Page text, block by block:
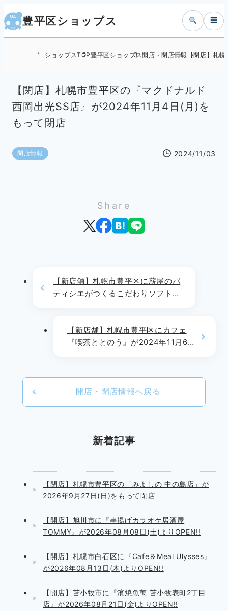
豊平区ショップス ☰
ショップスTOP 豊平区ショップス開店・閉店情報 【閉店】札
【閉店】札幌市豊平区の『マクドナルド
西岡出光SS店』が2024年11月4日(月)を
もって閉店
閉店情報 2024/11/03
Share
【新店舗】札幌市豊平区に薪屋のパ
ティシエがつくるこだわりソフトク
辺りにOPEN予定!!
【新店舗】札幌市豊平区にカフェ
『喫茶ととのう』が2024年11月6
開店・閉店情報へ戻る
新着記事
【閉店】札幌市豊平区の「みよしの 中の島店」が
2026年9月27日(日)をもって閉店
【開店】旭川市に『串揚げカラオケ居酒屋
TOMMY』が2026年08月08日(土)よりOPEN!!
【開店】札幌市白石区に『Cafe＆Meal Ulysses』
が2026年08月13日(木)よりOPEN!!
【開店】苫小牧市に『濱焼魚萬 苫小牧表町2丁目
店』が2026年08月21日(金)よりOPEN!!